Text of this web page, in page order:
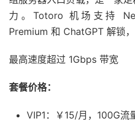
力。Totoro 机场支持
Premium 和 ChatGPT 解锁
最高速度超过 1Gbps 带宽
套餐价格：
VIP1：￥15/月，100G流